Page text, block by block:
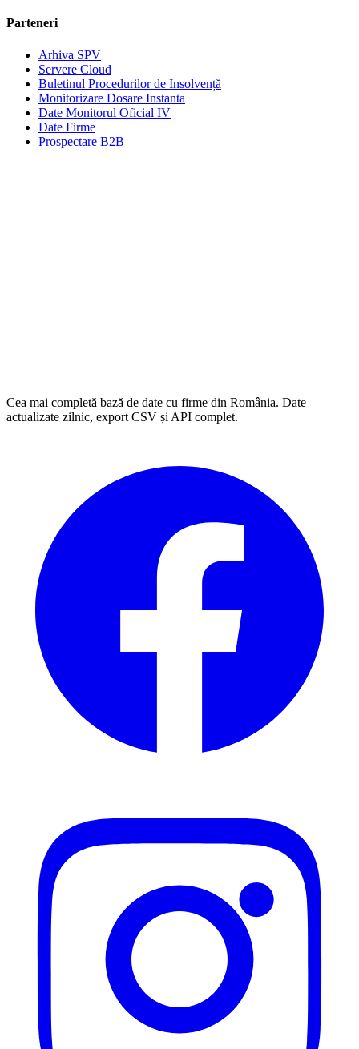
Parteneri
Arhiva SPV
Servere Cloud
Buletinul Procedurilor de Insolvență
Monitorizare Dosare Instanta
Date Monitorul Oficial IV
Date Firme
Prospectare B2B
Cea mai completă bază de date cu firme din România. Date
actualizate zilnic, export CSV și API complet.